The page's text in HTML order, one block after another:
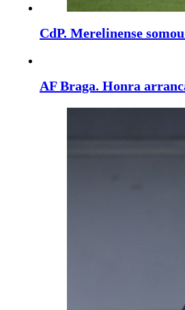
CdP. Merelinense
AF Braga. Honra